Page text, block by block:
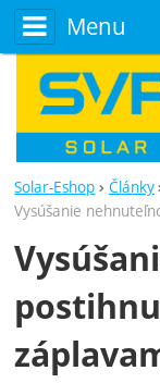
Menu
Solar-Eshop
Články
Vysúšanie